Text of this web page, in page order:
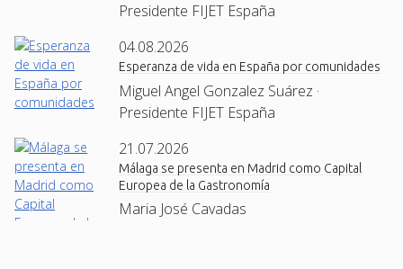
Presidente FIJET España
04.08.2026
Esperanza de vida en España por comunidades
Miguel Angel Gonzalez Suárez ·
Presidente FIJET España
21.07.2026
Málaga se presenta en Madrid como Capital
Europea de la Gastronomía
Maria José Cavadas